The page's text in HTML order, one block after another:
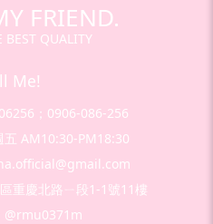
FRIEND.
BEST QUALITY
Me!
；0906-086-256
五 AM10:30-PM18:30
重慶北路ㄧ段1-1號11樓
@rmu0371m